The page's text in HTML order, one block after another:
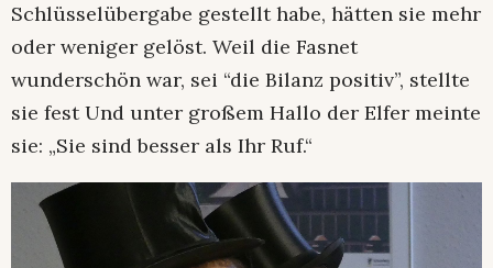
Schlüsselübergabe gestellt habe, hätten sie mehr
oder weniger gelöst. Weil die Fasnet
wunderschön war, sei “die Bilanz positiv”, stellte
sie fest Und unter großem Hallo der Elfer meinte
sie: „Sie sind besser als Ihr Ruf.“